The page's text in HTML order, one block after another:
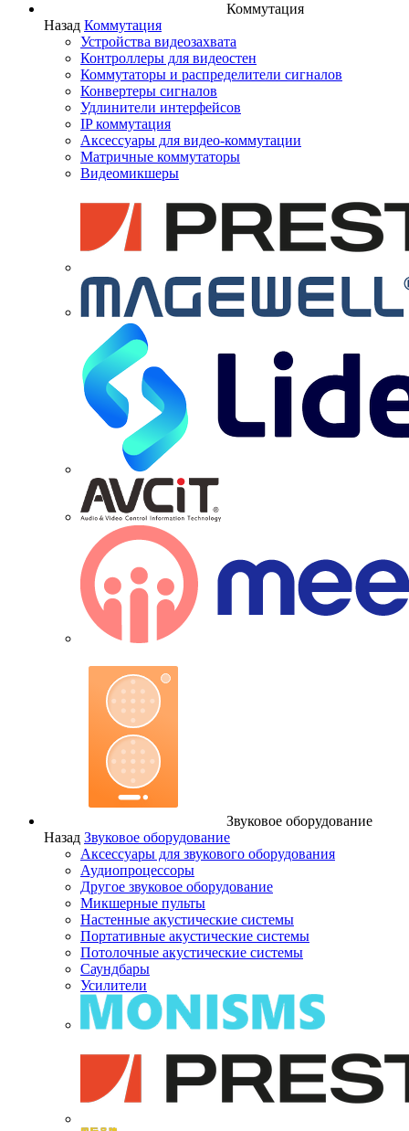
Коммутация
Назад Коммутация
Устройства видеозахвата
Контроллеры для видеостен
Коммутаторы и распределители сигналов
Конвертеры сигналов
Удлинители интерфейсов
IP коммутация
Аксессуары для видео-коммутации
Матричные коммутаторы
Видеомикшеры
Звуковое оборудование
Назад Звуковое оборудование
Аксессуары для звукового оборудования
Аудиопроцессоры
Другое звуковое оборудование
Микшерные пульты
Настенные акустические системы
Портативные акустические системы
Потолочные акустические системы
Саундбары
Усилители